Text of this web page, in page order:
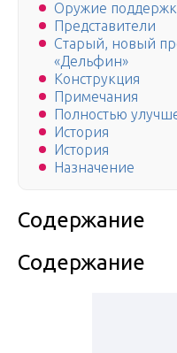
Оружие
Представители
Старый, новый
«Дельфин»
Конструкция
Примечания
Полностью
История
История
Назначение
Содержание
Содержание